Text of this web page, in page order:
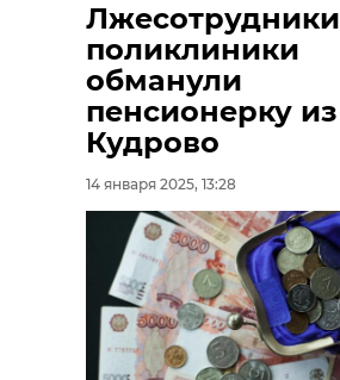
Лжесотрудники
поликлиники
обманули
пенсионерку из
Кудрово
14 января 2025, 13:28